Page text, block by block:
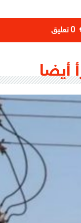
‫0 تعليق
أيضا